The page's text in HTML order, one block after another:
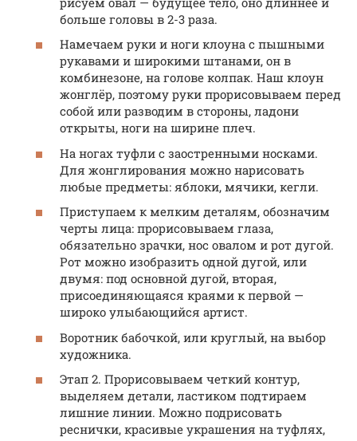
больше головы в 2-3 раза.
Намечаем руки и ноги клоуна с пышными
рукавами и широкими штанами, он в
комбинезоне, на голове колпак. Наш клоун
жонглёр, поэтому руки прорисовываем перед
собой или разводим в стороны, ладони
открыты, ноги на ширине плеч.
На ногах туфли с заостренными носками.
Для жонглирования можно нарисовать
любые предметы: яблоки, мячики, кегли.
Приступаем к мелким деталям, обозначим
черты лица: прорисовываем глаза,
обязательно зрачки, нос овалом и рот дугой.
Рот можно изобразить одной дугой, или
двумя: под основной дугой, вторая,
присоединяющаяся краями к первой —
широко улыбающийся артист.
Воротник бабочкой, или круглый, на выбор
художника.
Этап 2. Прорисовываем четкий контур,
выделяем детали, ластиком подтираем
лишние линии. Можно подрисовать
реснички, красивые украшения на туфлях,